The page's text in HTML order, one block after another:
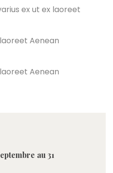
ex ut ex laoreet
Aenean
Aenean
au 31